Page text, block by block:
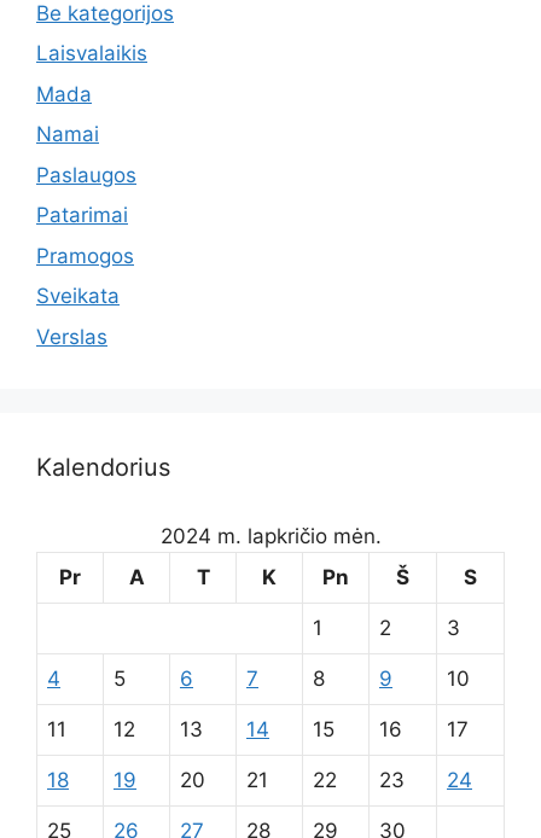
Be kategorijos
Laisvalaikis
Mada
Namai
Paslaugos
Patarimai
Pramogos
Sveikata
Verslas
Kalendorius
2024 m. lapkričio mėn.
Pr
A T K Pn Š S
1 2 3
4 5 6 7 8 9 10
11 12 13 14 15 16 17
18 19 20 21 22 23 24
25 26 27 28 29 30